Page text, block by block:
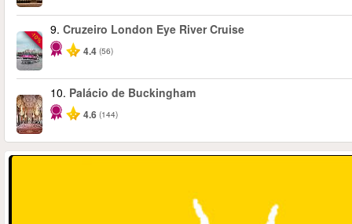
-10%
9. Cruzeiro London Eye River Cruise
4.4 (56)
10. Palácio de Buckingham
4.6 (144)